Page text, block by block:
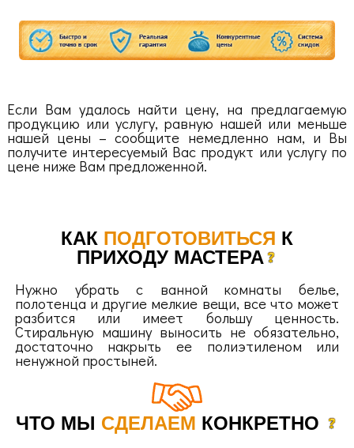
Если Вам удалось найти цену, на предлагаемую
продукцию или услугу, равную нашей или меньше
нашей цены – сообщите немедленно нам, и Вы
получите интересуемый Вас продукт или услугу по
цене ниже Вам предложенной.
КАК ПОДГОТОВИТЬСЯ К
ПРИХОДУ МАСТЕРА
Нужно убрать с ванной комнаты белье,
полотенца и другие мелкие вещи, все что может
разбится или имеет большу ценность.
Стиральную машину выносить не обязательно,
достаточно накрыть ее полиэтиленом или
ненужной простыней.
ЧТО МЫ СДЕЛАЕМ КОНКРЕТНО